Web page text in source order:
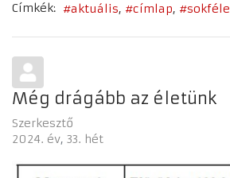
Címkék:
aktuális címlap sokféle
Még drágább az életünk
Szerkesztő
2024. év 33. hét